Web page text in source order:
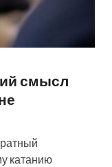
смысл
катанию